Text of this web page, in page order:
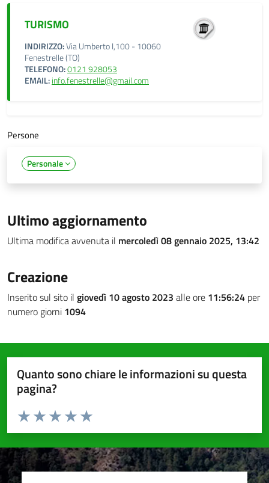
TURISMO
INDIRIZZO:Via Umberto I,100 - 10060
Fenestrelle (TO)
TELEFONO:0121 928053
EMAIL:info.fenestrelle@gmail.com
Persone
Personale
Ultimo aggiornamento
Ultima modifica avvenuta il mercoledì 08 gennaio 2025, 13:42
Creazione
Inserito sul sito il giovedì 10 agosto 2023 alle ore 11:56:24 per
numero giorni 1094
Quanto sono chiare le informazioni su questa
pagina?
Valuta da 1 a 5 stelle la pagina
Valuta 5 stelle su 5
Valuta 4 stelle su 5
Valuta 3 stelle su 5
Valuta 2 stelle su 5
Valuta 1 stelle su 5